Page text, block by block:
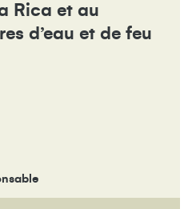
Rica et au
d’eau et de feu